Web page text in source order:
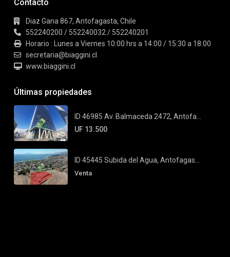
Contacto
Diaz Gana 867, Antofagasta, Chile
552240200 / 552240032 / 552240201
Horario : Lunes a Viernes 10:00 hrs a 14:00 / 15:30 a 18:00
secretaria@biaggini.cl
www.biaggini.cl
Últimas propiedades
ID 46985 Av. Balmaceda 2472, Antofa...
UF 13.500
ID 45445 Subida del Agua, Antofagas...
Venta